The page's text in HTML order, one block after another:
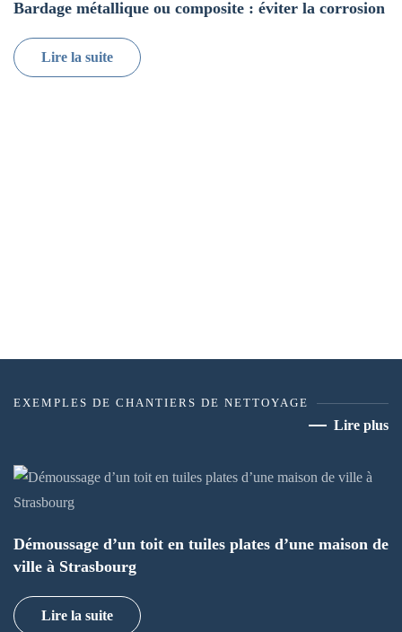
Bardage métallique ou composite : éviter la corrosion
Lire la suite
EXEMPLES DE CHANTIERS DE NETTOYAGE
Lire plus
Démoussage d’un toit en tuiles plates d’une maison de
ville à Strasbourg
Lire la suite